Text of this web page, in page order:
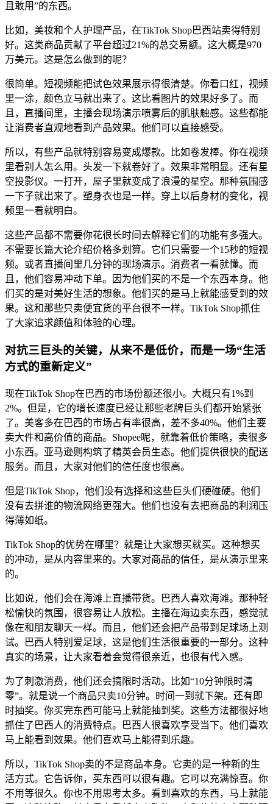
且敢用”的东西。
比如，美妆和个人护理产品，在TikTok Shop巴西站卖得特别
好。这类商品贡献了平台超过21%的总交易额。这大概是970
万美元。这是怎么做到的呢？
很简单。短视频能把试色效果展示得很清楚。你看口红，视频
里一涂，颜色立马就出来了。这比看图片的效果好多了。而
且，直播间里，主播会现场演示喷雾后的肌肤触感。这些都能
让消费者直观地看到产品效果。他们可以直接感受。
所以，有些产品就特别容易变成爆款。比如卷发棒。你在视频
里看别人怎么用。头发一下就卷好了。效果非常明显。还有星
空投影仪。一打开，屋子里就变成了浪漫的星空。那种氛围感
一下子就出来了。塑身衣也是一样。穿上以后身材的变化，视
频里一看就明白。
这些产品都不需要你花很长时间去解释它们的功能有多强大。
不需要长篇大论介绍价格多划算。它们只需要一个15秒的短视
频。或者直播间里几分钟的现场演示。消费者一看就懂。而
且，他们容易冲动下单。因为他们买的不是一个东西本身。他
们买的是对美好生活的想象。他们买的是马上就能感受到的效
果。这和那些只卖便宜货的平台很不一样。TikTok Shop抓住
了大家追求颜值和体验的心理。
对抗三巨头的关键，从来不是低价，而是一场“生活
方式的重新定义”
现在TikTok Shop在巴西的市场份额还很小。大概只有1%到
2%。但是，它的增长速度已经让那些老牌巨头们都开始紧张
了。美客多在巴西的市场占有率很高，差不多40%。他们主要
卖大件和高价值的商品。Shopee呢，就靠着低价策略，卖很多
小东西。亚马逊则构筑了精英会员生态。他们提供很快的配送
服务。而且，大家对他们的信任度也很高。
但是TikTok Shop，他们没有选择和这些巨头们硬碰硬。他们
没有去拼谁的物流网络更强大。他们也没有去把商品的利润压
得薄如纸。
TikTok Shop的优势在哪里？就是让大家想买就买。这种想买
的冲动，是从内容里来的。大家对商品的信任，是从演示里来
的。
比如说，他们会在海滩上直播带货。巴西人喜欢海滩。那种轻
松愉快的氛围，很容易让人放松。主播在海边卖东西，感觉就
像在和朋友聊天一样。而且，他们还会把产品带到足球场上测
试。巴西人特别爱足球，这是他们生活很重要的一部分。这种
真实的场景，让大家看着会觉得很亲近，也很有代入感。
为了刺激消费，他们还会搞限时活动。比如“10分钟限时清
零”。就是说一个商品只卖10分钟。时间一到就下架。还有即
时抽奖。你买完东西可能马上就能抽到奖。这些方法都很好地
抓住了巴西人的消费特点。巴西人很喜欢享受当下。他们喜欢
马上能看到效果。他们喜欢马上能得到乐趣。
所以，TikTok Shop卖的不是商品本身。它卖的是一种新的生
活方式。它告诉你，买东西可以很有趣。它可以充满惊喜。你
不用等很久。你也不用思考太多。看到喜欢的东西，马上就能